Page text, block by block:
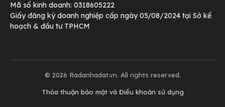
Mã số kinh doanh: 0318605222
Giấy đăng ký doanh nghiệp cấp ngày 05/08/2024 tại Sở kế
hoạch & đầu tư TPHCM
© 2026 Radanhadat.vn. All rights reserved.
Thỏa thuận bảo mật và Điều khoản sử dụng